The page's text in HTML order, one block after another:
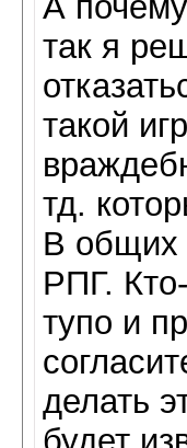
так я
такой
тд.
В общих
РПГ.
тупо и
делать